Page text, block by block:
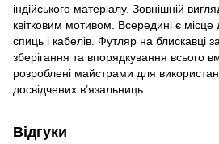
індійського матеріалу. Зовнішній
квітковим мотивом. Всередині є місце
спиць і кабелів. Футляр на блискавці
зберігання та впорядкування всього
розроблені майстрами для
досвідчених в’язальниць.
Відгуки